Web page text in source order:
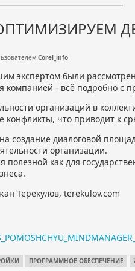
ОПТИМИЗИРУЕМ
Corel_info
экспертом были
компанией - всё подробно с
организаций в
что приводит к
создание диалоговой
организации.
как для
Терекулов, terekulov.com
ПРОГРАММНОЕ ОБЕСПЕЧЕНИЕ